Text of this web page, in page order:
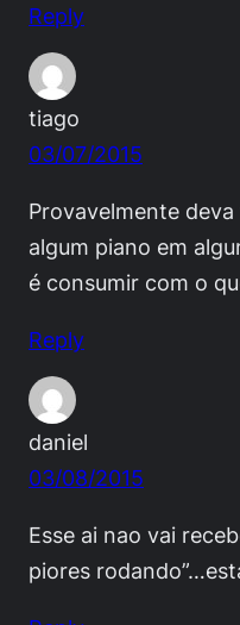
Reply
tiago
03/07/2015
Provavelmente
algum piano em
é consumir com o
Reply
daniel
03/08/2015
Esse ai nao vai
piores